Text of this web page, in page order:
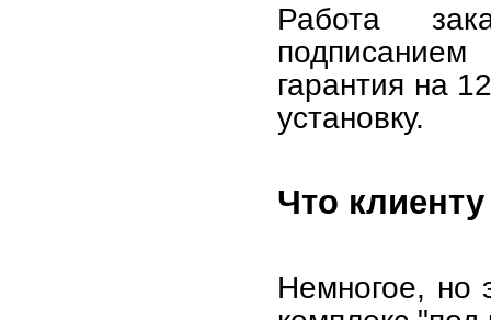
Работа
гарантия на
установку.
Что
Немногое, но